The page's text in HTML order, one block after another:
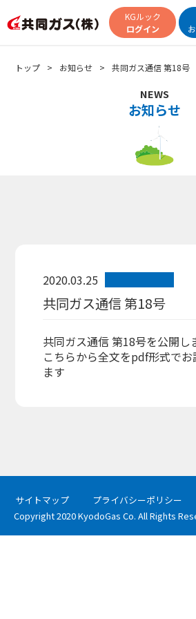
共同ガスKGルック
ログイン
トップ お知らせ 共同ガス通信 第18号
NEWS
お知らせ
2020.03.25
共同ガス通信 第18号
共同ガス通信 第18号を公開し
こちらから全文をpdf形式で
ます
サイトマップ
プライバシーポリシー
Copyright 2020 KyodoGas Co. All Rights